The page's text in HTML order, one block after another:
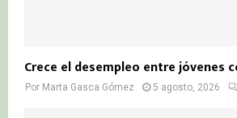
Crece el desempleo entre jóvenes
Por Marta Gasca Gómez 5 agosto, 2026